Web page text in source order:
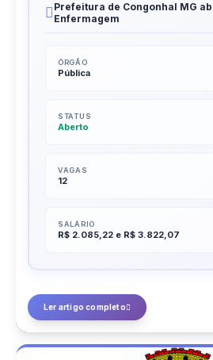
Prefeitura de Congonhal MG
Enfermagem
ÓRGÃO
Pública
STATUS
Aberto
VAGAS
12
SALÁRIO
R$ 2.085,22 e R$ 3.822,07
Ler artigo completo